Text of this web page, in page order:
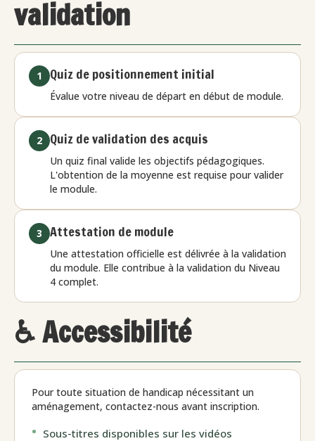
validation
1 Quiz de positionnement initial
Évalue votre niveau de départ en début de module.
2 Quiz de validation des acquis
Un quiz final valide les objectifs pédagogiques.
L'obtention de la moyenne est requise pour valider
le module.
3 Attestation de module
Une attestation officielle est délivrée à la validation
du module. Elle contribue à la validation du Niveau
4 complet.
♿ Accessibilité
Pour toute situation de handicap nécessitant un
aménagement, contactez-nous avant inscription.
Sous-titres disponibles sur les vidéos